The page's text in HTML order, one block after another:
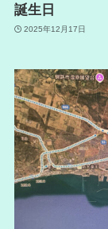
誕生日
2025年12月17日